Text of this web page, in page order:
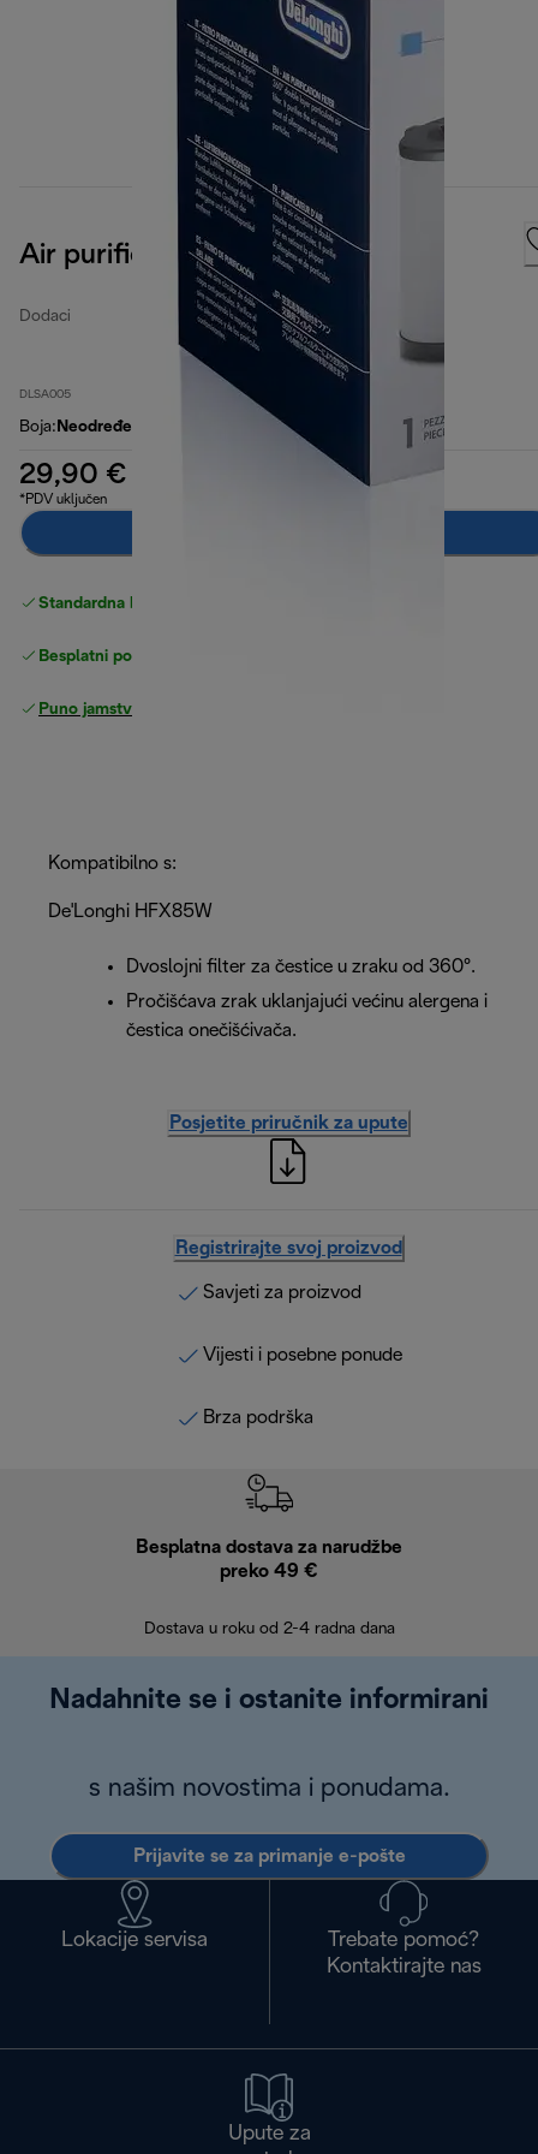
Air purification filter
Dodaci
DLSA005
Boja: Neodređeno
29,90 €
*PDV uključen
Standardna besplatna
Besplatni povrati
Puno jamstvo proizvođača
Kompatibilno s:
De'Longhi HFX85W
Dvoslojni filter za čestice u zraku od 360°.
Pročišćava zrak uklanjajući većinu alergena i
čestica onečišćivača.
Posjetite priručnik za upute
Registrirajte svoj proizvod
Savjeti za proizvod
Vijesti i posebne ponude
Brza podrška
Besplatna dostava za narudžbe
preko 49 €
Dostava u roku od 2-4 radna dana
Nadahnite se i ostanite informirani
s našim novostima i ponudama.
Prijavite se za primanje e-pošte
Lokacije servisa
Trebate pomoć?
Kontaktirajte nas
Upute za